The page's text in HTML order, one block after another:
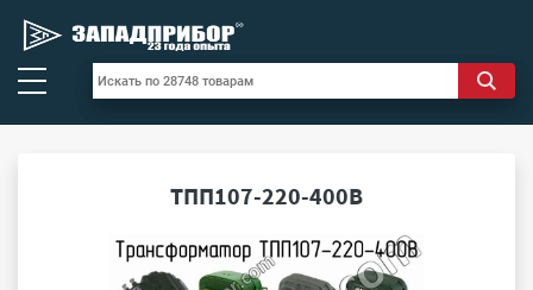
ТПП107-220-400В